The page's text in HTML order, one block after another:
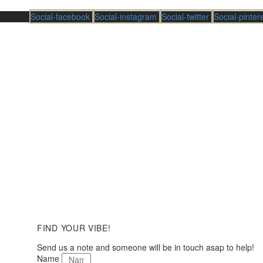
Social-facebook Social-instagram Social-twitter Social-
FIND YOUR VIBE!
Send us a note and someone will be in touch asap to help!
Name